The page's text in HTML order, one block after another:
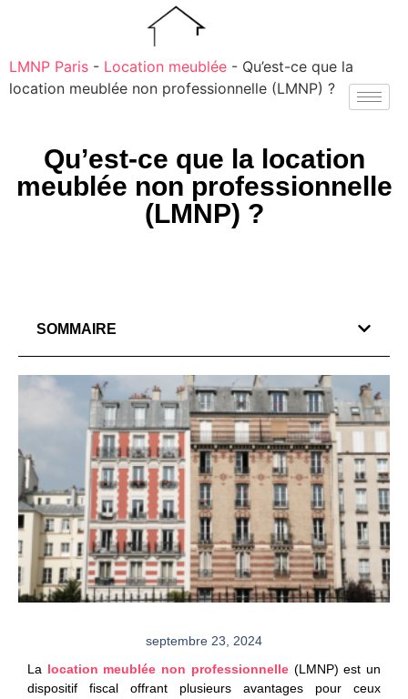
LMNP Paris - Location meublée - Qu’est-ce que la
location meublée non professionnelle (LMNP) ?
Qu’est-ce que la location
meublée non professionnelle
(LMNP) ?
SOMMAIRE
septembre 23, 2024
La location meublée non professionnelle(LMNP) est un
dispositif fiscal offrant plusieurs avantages pour ceux